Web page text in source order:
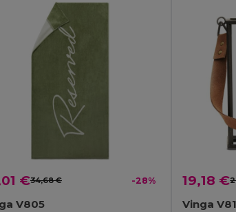
€34,68 € -28%
V805
19,18 €
Vinga